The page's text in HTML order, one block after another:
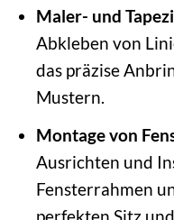
Maler- und
Abkleben von
das präzise
Mustern.
Montage von
Ausrichten und
Fensterrahmen
perfekten Sitz